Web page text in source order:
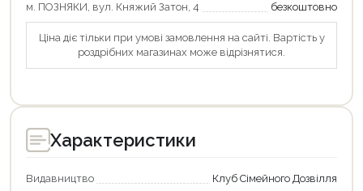
м. ПОЗНЯКИ, вул. Княжий Затон, 4
безкоштовно
Ціна діє тільки при умові замовлення на сайті. Вартість у
роздрібних магазинах може відрізнятися.
Характеристики
Видавництво
Клуб Сімейного Дозвілля